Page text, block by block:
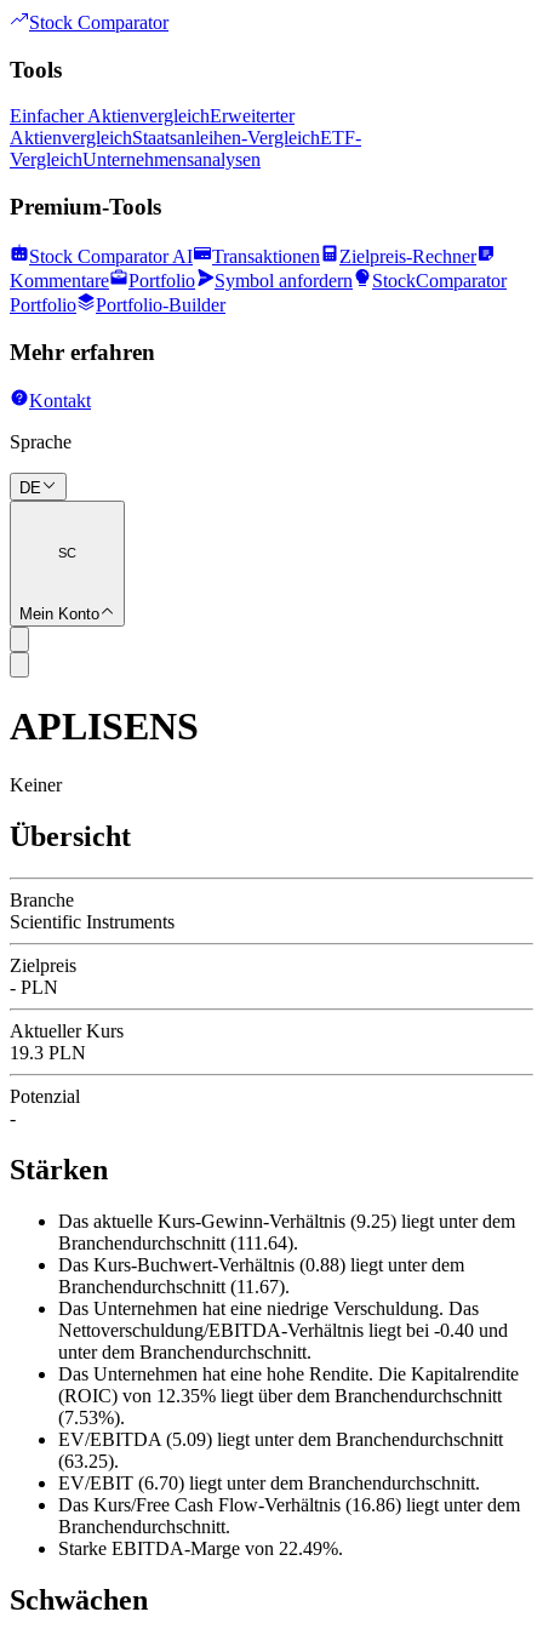
Stock Comparator
Tools
Einfacher AktienvergleichErweiterter
AktienvergleichStaatsanleihen-VergleichETF-
VergleichUnternehmensanalysen
Premium-Tools
Stock Comparator AI Transaktionen
Zielpreis-Rechner
Kommentare
Portfolio Symbol anfordern
StockComparator
Portfolio
Portfolio-Builder
Mehr erfahren
Kontakt
Sprache
DE
SC
Mein Konto
SC
APLISENS
Keiner
Übersicht
Branche
Scientific Instruments
Zielpreis
- PLN
Aktueller Kurs
19.3 PLN
Potenzial
-
Stärken
Das aktuelle Kurs-Gewinn-Verhältnis (9.25) liegt unter dem
Branchendurchschnitt (111.64).
Das Kurs-Buchwert-Verhältnis (0.88) liegt unter dem
Branchendurchschnitt (11.67).
Das Unternehmen hat eine niedrige Verschuldung. Das
Nettoverschuldung/EBITDA-Verhältnis liegt bei -0.40 und
unter dem Branchendurchschnitt.
Das Unternehmen hat eine hohe Rendite. Die Kapitalrendite
(ROIC) von 12.35% liegt über dem Branchendurchschnitt
(7.53%).
EV/EBITDA (5.09) liegt unter dem Branchendurchschnitt
(63.25).
EV/EBIT (6.70) liegt unter dem Branchendurchschnitt.
Das Kurs/Free Cash Flow-Verhältnis (16.86) liegt unter dem
Branchendurchschnitt.
Starke EBITDA-Marge von 22.49%.
Schwächen